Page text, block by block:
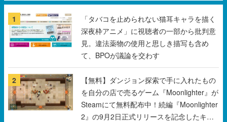
見。違法薬物の使用と思しき描写も含め
て、BPOが議論を交わす
2
【無料】ダンジョン探索で手に入れたもの
を自分の店で売るゲーム『Moonlighter』が
Steamにて無料配布中！続編『Moonlighter
2』の9月2日正式リリースを記念したキャ
ンペーン
3
ハローキティやポムポムプリンと眠れる睡
眠サポートアプリ『ゆめたび』が配信中。